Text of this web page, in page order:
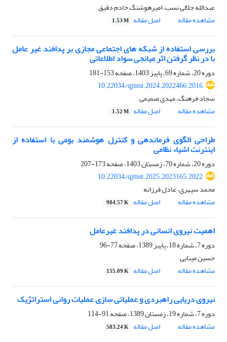
عبدالله جلالی نسب، امیرهوشنگ خادم دقیق
مشاهده مقاله
اصل مقاله 1.53 M
بررسی استفاده از شبکه های اجتماعی مجازی بر پدافند غیر عامل
با در نظر گرفتن اثر میانجی سواد اطلاعاتی
دوره 20، شماره 69، پاییز 1403، صفحه
153-181
10.22034/qjmst.2024.2022466.2016
سجاد فرهنگ، مهدی صمیمی
مشاهده مقاله
اصل مقاله 1.52 M
طراحی الگوی فرماندهی و کنترل هوشمند بومی با استفاده از
اینترنت اشیاء نظامی
دوره 20، شماره 70، زمستان 1403، صفحه
173-207
10.22034/qjmst.2025.2023165.2022
محمد سپهری، عادل فرزانه
مشاهده مقاله
اصل مقاله 984.57 K
اهمیت نیروی انسانی در پدافند غیرعامل
دوره 7، شماره 18، پاییز 1389، صفحه
77-96
حسین مینایی
مشاهده مقاله
اصل مقاله 155.09 K
نیروی دریایی راهبردی و عملیاتی­ سازی عملیات­ روانی استراتژیک
دوره 7، شماره 19، زمستان 1389، صفحه
91-114
مشاهده مقاله
اصل مقاله 583.24 K